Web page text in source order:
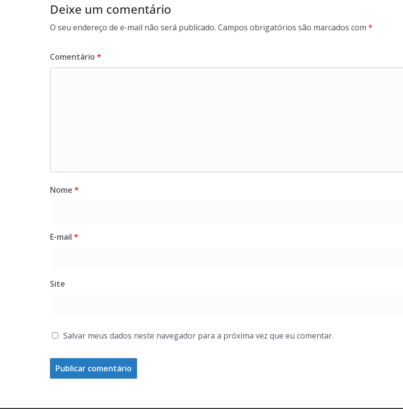
Deixe um comentário
O seu endereço de e-mail não será publicado. Campos obrigatórios são marcados com *
Comentário *
Nome *
E-mail *
Site
Salvar meus dados neste navegador para a próxima vez que eu comentar.